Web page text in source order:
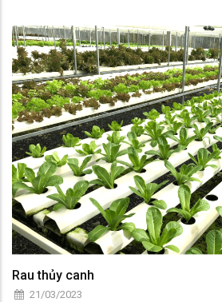
Rau thủy canh
21/03/2023